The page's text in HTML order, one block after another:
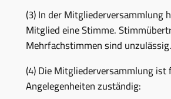
(3) In der Mitgliederversammlung
Mitglied eine Stimme.
Mehrfachstimmen sind unzulässig.
(4) Die Mitgliederversammlung
Angelegenheiten zuständig: